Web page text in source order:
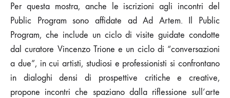
Per questa mostra, anche le iscrizioni agli incontri del
Public Program sono affidate ad Ad Artem. Il Public
Program, che include un ciclo di visite guidate condotte
dal curatore Vincenzo Trione e un ciclo di “conversazioni
a due”, in cui artisti, studiosi e professionisti si confrontano
in dialoghi densi di prospettive critiche e creative,
propone incontri che spaziano dalla riflessione sull’arte